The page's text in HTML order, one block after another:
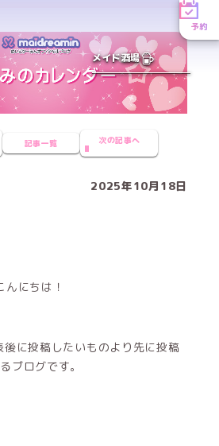
予約
メイド酒場
記事一覧 次の記事へ
2025年10月18日
んにちは！
に投稿したいものより先に投稿
ブログです。